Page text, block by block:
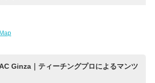
Ginza｜ティーチングプロによるマンツ